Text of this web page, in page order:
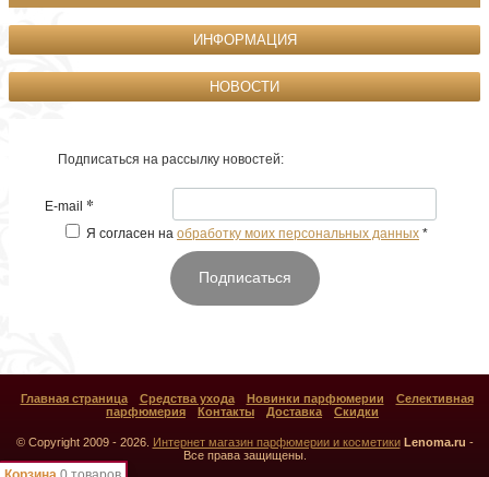
ИНФОРМАЦИЯ
НОВОСТИ
Подписаться на рассылку новостей:
E-mail *
Я согласен на обработку моих персональных данных *
Подписаться
Главная страница Средства ухода Новинки парфюмерии
Селективная
парфюмерия
Контакты Доставка Скидки
© Copyright 2009 - 2026. Интернет магазин парфюмерии и косметики Lenoma.ru -
Все права защищены.